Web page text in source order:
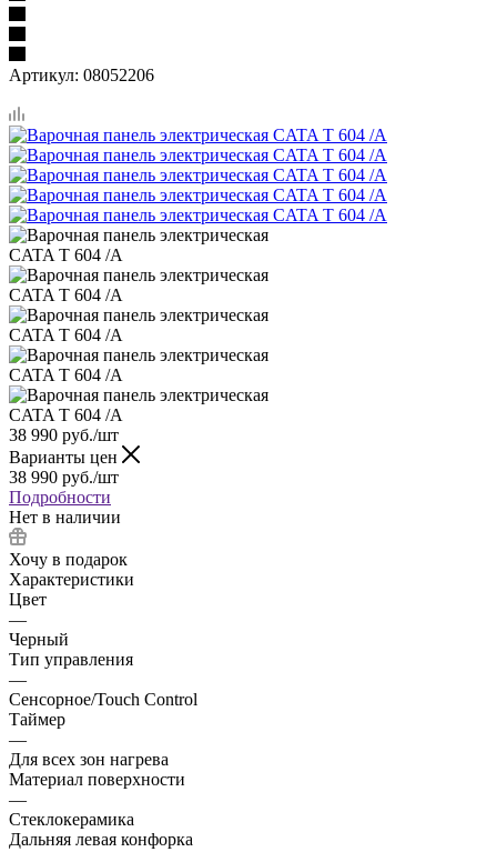
Артикул: 08052206
38 990 руб./шт
Варианты цен
38 990 руб./шт
Подробности
Нет в наличии
Хочу в подарок
Характеристики
Цвет
—
Черный
Тип управления
—
Сенсорное/Touch Control
Таймер
—
Для всех зон нагрева
Материал поверхности
—
Стеклокерамика
Дальняя левая конфорка